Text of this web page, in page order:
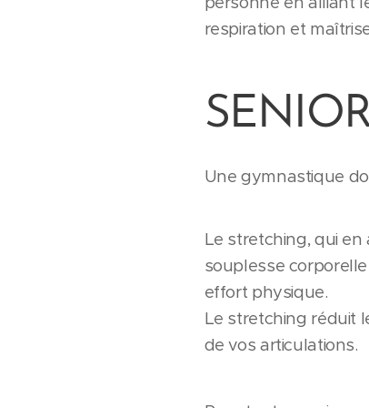
respiration et
Une gymnastique
Le stretching, qui
souplesse
effort physique.
Le stretching réduit
de vos articulations.